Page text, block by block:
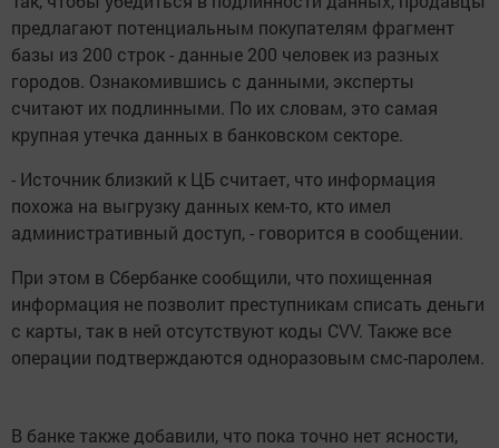
предлагают потенциальным покупателям фрагмент
базы из 200 строк - данные 200 человек из разных
городов. Ознакомившись с данными, эксперты
считают их подлинными. По их словам, это самая
крупная утечка данных в банковском секторе.
- Источник близкий к ЦБ считает, что информация
похожа на выгрузку данных кем-то, кто имел
административный доступ, - говорится в сообщении.
При этом в Сбербанке сообщили, что похищенная
информация не позволит преступникам списать деньги
с карты, так в ней отсутствуют коды CVV. Также все
операции подтверждаются одноразовым смс-паролем.
В банке также добавили, что пока точно нет ясности,